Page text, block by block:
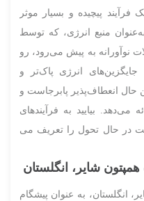
پیچیده و بسیار موثر
منبع انرژی، که توسط
نوآورانه به پیش می‌رود، رو
انرژی پاک‌تر و
انعطاف‌پذیر پابرجاست و
می‌دهد. بیایید به فرآیندهای
در حال تحول را تعریف می
شایر، انگلستان
انگلستان، به عنوان پیشگام